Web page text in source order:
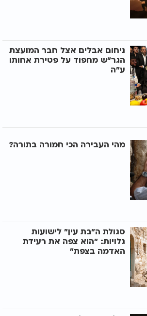
ניחום אבלים אצל חבר המועצת
הגר"ש מחפוד על פטירת אחותו
ע"ה
מהי העבירה הכי חמורה בתורה?
סגולת ה"בת עין" לישועות
גלויות: "הוא צפה את רעידת
האדמה בצפת"